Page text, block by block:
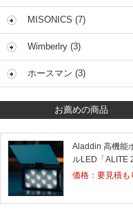
MISONICS (7)
Wimberlry (3)
ホースマン (3)
お薦めの商品
Aladdin 高機能
ルLED「ALITE 2
価格：要見積も